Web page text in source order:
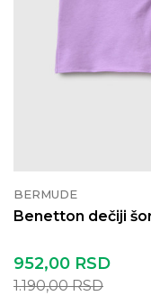
BERMUDE
Benetton dečiji
952,00 RSD
1.190,00RSD